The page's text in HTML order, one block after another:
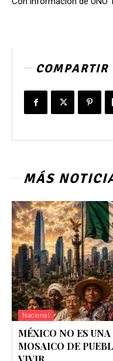
COMPARTIR
MÁS
Nacional
MÉXICO NO ES
MOSAICO DE